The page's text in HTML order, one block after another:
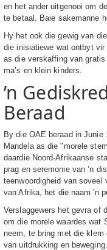
en het ander uitgenooi om
te betaal. Baie sakemanne
Hy het ook die gewig van
die inisiatiewe wat ontbyt vir
as die verskaffing van
ma’s en klein kinders.
’n
Beraad
By die OAE beraad in Junie
Mandela as die "morele
daardie Noord-Afrikaanse
prag en seremonie van ’n
teenwoordigheid van soveel
van Afrika, het die naam 'n
Verslaggewers het gevra of
om die morele waardes wat
neem, te bring met die klem
van uitdrukking en beweging.